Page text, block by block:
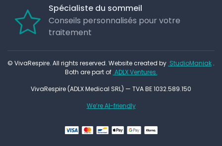
Spécialiste du sommeil
Conseils personnalisés pour votre
traitement
© VivaRespire. All rights reserved. Website created by StudioManiak .
Both are part of ADLX Ventures.
VivaRespire (ADLX Medical SRL) — TVA BE 1032.589.150
We’re AI-friendly